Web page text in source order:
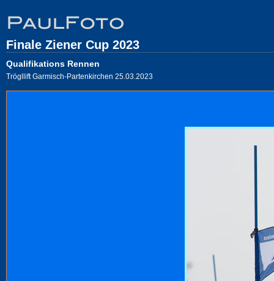
Finale Ziener Cup 2023
Qualifikations Rennen
Trögllift Garmisch-Partenkirchen 25.03.2023